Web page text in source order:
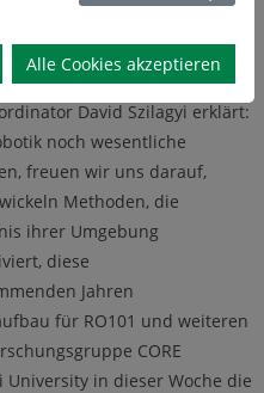
wird diese
David Szilagyi erklärt:
noch wesentliche
freuen wir uns darauf,
Methoden, die
ihrer Umgebung
diese
Jahren
für RO101 und weiteren
CORE
University in dieser Woche die
Alle Cookies akzeptieren